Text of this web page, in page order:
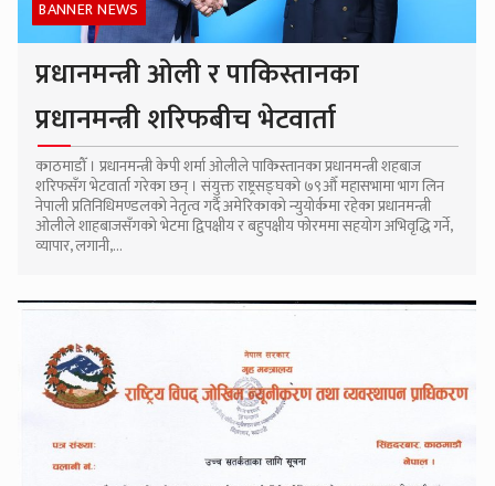
BANNER NEWS
प्रधानमन्त्री ओली र पाकिस्तानका
प्रधानमन्त्री शरिफबीच भेटवार्ता
काठमाडौँ । प्रधानमन्त्री केपी शर्मा ओलीले पाकिस्तानका प्रधानमन्त्री शहबाज
शरिफसँग भेटवार्ता गरेका छन् । संयुक्त राष्ट्रसङ्घको ७९औँ महासभामा भाग लिन
नेपाली प्रतिनिधिमण्डलको नेतृत्व गर्दै अमेरिकाको न्युयोर्कमा रहेका प्रधानमन्त्री
ओलीले शाहबाजसँगको भेटमा द्विपक्षीय र बहुपक्षीय फोरममा सहयोग अभिवृद्धि गर्ने,
व्यापार, लगानी,...